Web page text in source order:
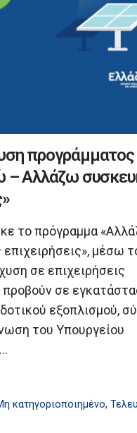
προγράμματος
– Αλλάζω
το πρόγραμμα
επιχειρήσεις», μέσω
σε επιχειρήσεις
προβούν σε
εξοπλισμού,
του Υπουργείου
κατηγοριοποιημένο,